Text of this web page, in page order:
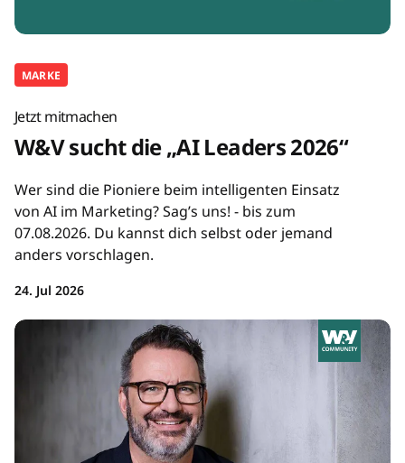
MARKE
Jetzt mitmachen
W&V sucht die „AI Leaders 2026“
Wer sind die Pioniere beim intelligenten Einsatz
von AI im Marketing? Sag’s uns! - bis zum
07.08.2026. Du kannst dich selbst oder jemand
anders vorschlagen.
24. Jul 2026